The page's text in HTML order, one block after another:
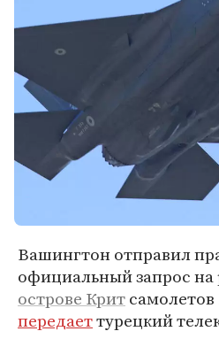
Вашингтон отправил
официальный запрос
острове Критсамолетов
передаеттурецкий